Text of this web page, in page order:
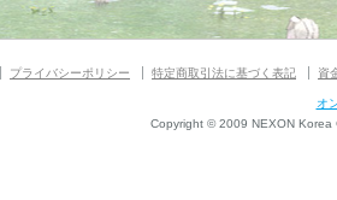
プライバシーポリシー 特定商取引法に基づく表記 資
オ
Copyright © 2009 NEXON Korea